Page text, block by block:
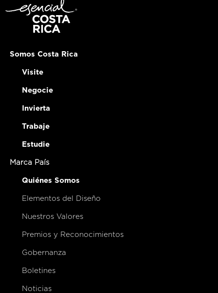
Somos Costa Rica
Visite
Negocie
Invierta
Trabaje
Estudie
Marca País
Quiénes Somos
Elementos del Diseño
Nuestros Valores
Premios y Reconocimientos
Gobernanza
Boletines
Noticias